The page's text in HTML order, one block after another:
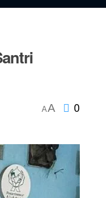
AA 0